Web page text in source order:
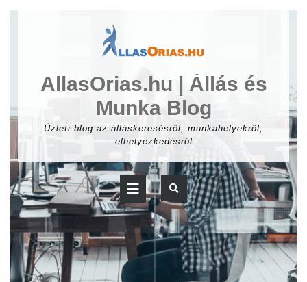
AllasOrias.hu | Állás és
Munka Blog
Üzleti blog az álláskeresésről, munkahelyekről,
elhelyezkedésről
Open
Button